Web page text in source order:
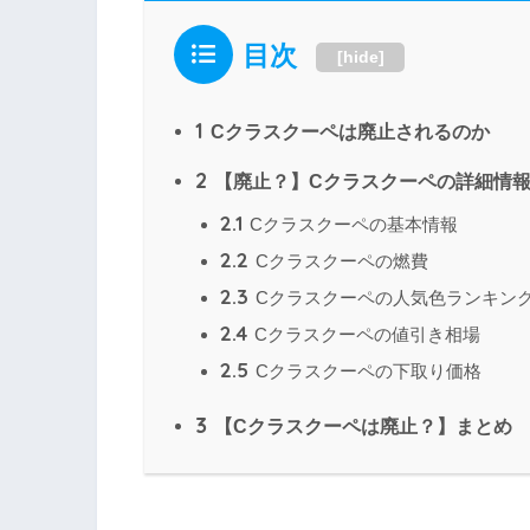
目次 [hide]
1 Cクラスクーペは廃止されるのか
2 【廃止？】Cクラスクーペの詳細情報
2.1 Cクラスクーペの基本情報
2.2 Cクラスクーペの燃費
2.3 Cクラスクーペの人気色ランキン
2.4 Cクラスクーペの値引き相場
2.5 Cクラスクーペの下取り価格
3 【Cクラスクーペは廃止？】まとめ